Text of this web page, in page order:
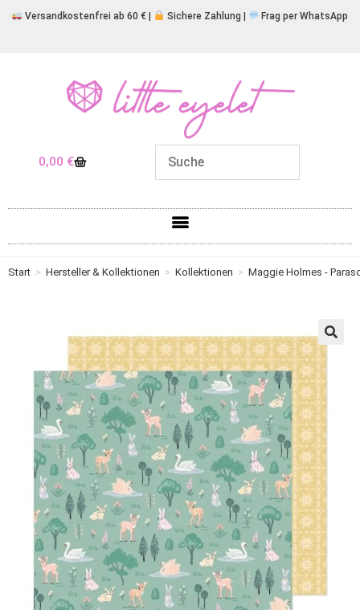
Versandkostenfrei ab 60 € | Sichere Zahlung | Frag per WhatsApp
0,00 €
Start > Hersteller & Kollektionen > Kollektionen > Maggie Holmes -